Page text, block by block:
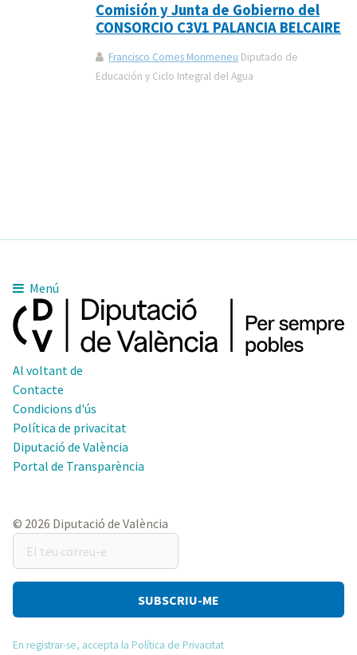
Comisión y Junta de Gobierno del
CONSORCIO C3V1 PALANCIA BELCAIRE
Francisco Comes Monmeneu Diputado de
Educación y Ciclo Integral del Agua
Menú
Al voltant de
Contacte
Condicions d'ús
Política de privacitat
Diputació de València
Portal de Transparència
© 2026 Diputació de València
teu
correu-
En registrar-se, accepta la Política de Privacitat